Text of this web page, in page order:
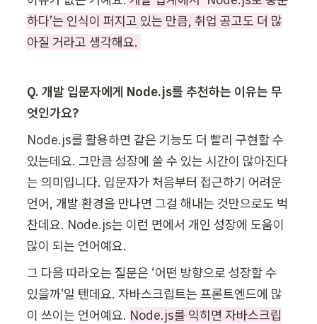
하다’는 인식이 퍼지고 있는 만큼, 취업 공고도 더 많
아질 거라고 생각해요.
Q. 개발 입문자에게 Node.js를 추천하는 이유는 무
엇인가요?
Node.js를 활용하면 같은 기능도 더 빨리 구현할 수
있는데요. 그만큼 성장에 쓸 수 있는 시간이 많아진다
는 의미입니다. 입문자가 처음부터 접근하기 어려운
언어, 개발 환경을 만나면 그걸 해내는 것만으로도 벅
찬데요. Node.js는 이런 면에서 개인 성장에 도움이
많이 되는 언어예요.
그 다음 따라오는 질문은 ‘어떤 방향으로 성장할 수
있을까’일 텐데요. 자바스크립트는 프론트엔드에 많
이 쓰이는 언어예요. Node.js를 익히면 자바스크립